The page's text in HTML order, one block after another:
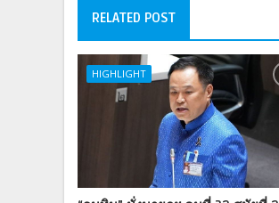
RELATED POST
HIGHLIGHT